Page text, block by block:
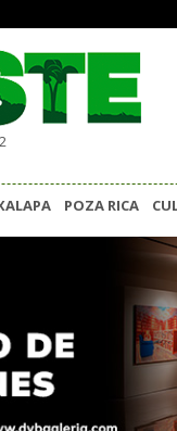
POZA RICA